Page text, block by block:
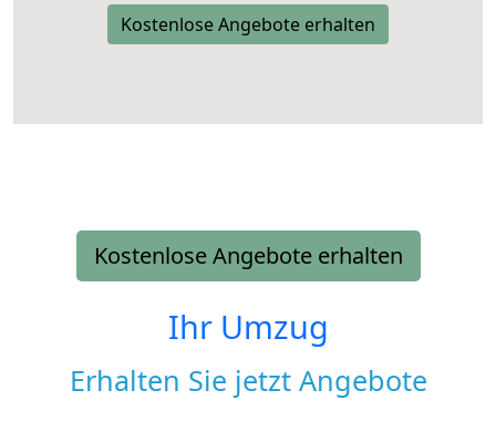
Kostenlose Angebote erhalten
Kostenlose Angebote erhalten
Ihr Umzug
Erhalten Sie jetzt Angebote